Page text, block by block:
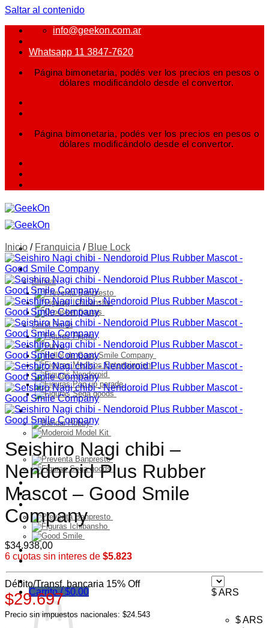
Saltar al contenido
info@geekon.com.ar
Whatsapp 11 3847-7620
Página bimonetaria, podés ver los precios en pesos o
dólares modificándolo desde el convertor.
Página bimonetaria, podés ver los precios en pesos o
dólares modificándolo desde el convertor.
FIGURAS
Bandai
Good Smile
Model Kit
PELUCHES
Ultimos Ingresos
Ofertas
Mayorista
$ ARS
$ ARS
Carrito /$0,00
Inicio / Franquicia / Blue Lock
Seishiro Nagi chibi –
Nendoroid Plus Rubber
Mascot – Good Smile
Company
$34.938,00
6 cuotas sin interes de $5.823
Débito/Transf. bancaria 15% Off
$29.697
Precio sin impuestos nacionales: $24.543